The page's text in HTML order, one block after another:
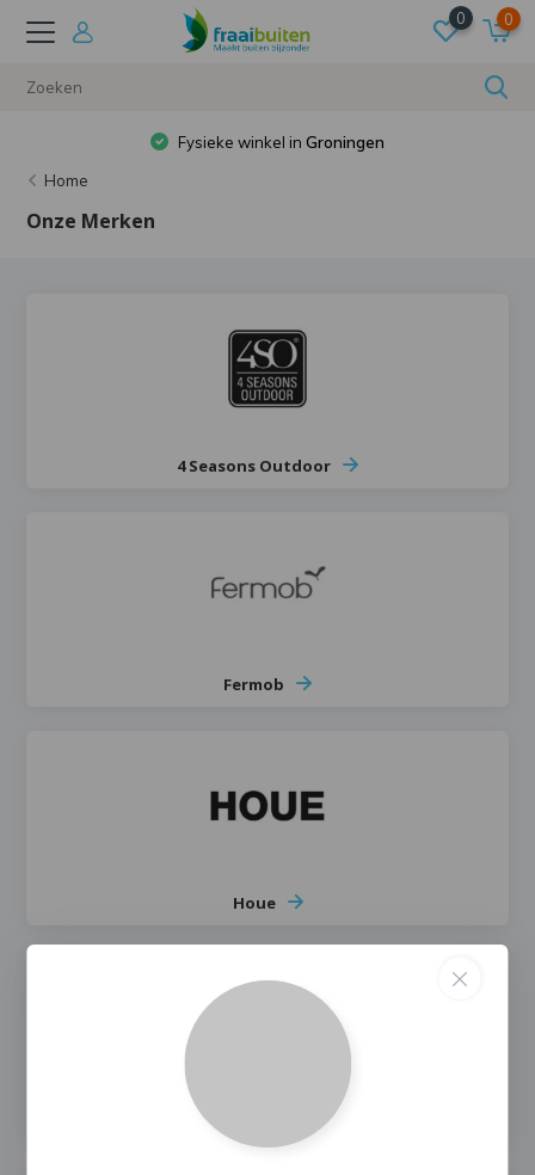
0 0
Fysieke winkel inGroningen
Home
Onze Merken
4 Seasons Outdoor
Fermob
Houe